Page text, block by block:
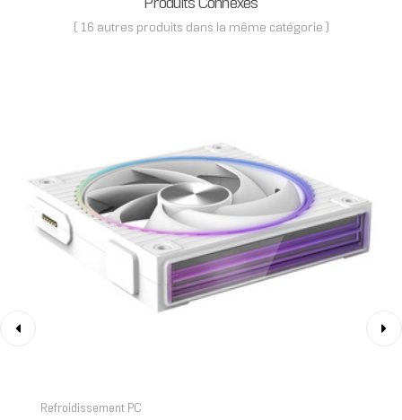
Produits Connexes
( 16 autres produits dans la même catégorie )
Refroidissement PC